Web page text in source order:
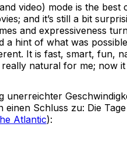
video) mode is the best
and it’s still a bit
and expressiveness
a hint of what was
It is fast, smart, fun,
natural for me; now it
unerreichter
einen Schluss zu: Die
Atlantic):